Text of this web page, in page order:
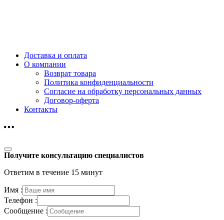
Доставка и оплата
О компании
Возврат товара
Политика конфиденциальности
Согласие на обработку персональных данных
Договор-оферта
Контакты
Получите консультацию специалистов
Ответим в течение 15 минут
Имя :
Телефон :
Сообщение :